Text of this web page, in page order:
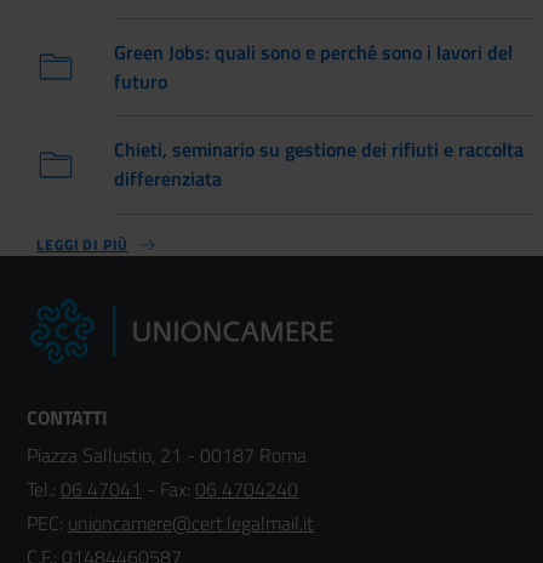
Green Jobs: quali sono e perché sono i lavori del
futuro
Chieti, seminario su gestione dei rifiuti e raccolta
differenziata
LEGGI DI PIÙ
CONTATTI
Piazza Sallustio, 21 - 00187 Roma
Tel.: 06 47041 - Fax: 06 4704240
PEC: unioncamere@cert.legalmail.it
C.F.: 01484460587